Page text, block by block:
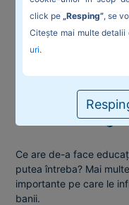
vorbim un pic despre
preferată:
educația
Ce are de-a face
putea întreba? Mai
importante pe care le
banii.
click pe „Resping”, se
Citește mai multe
uri.